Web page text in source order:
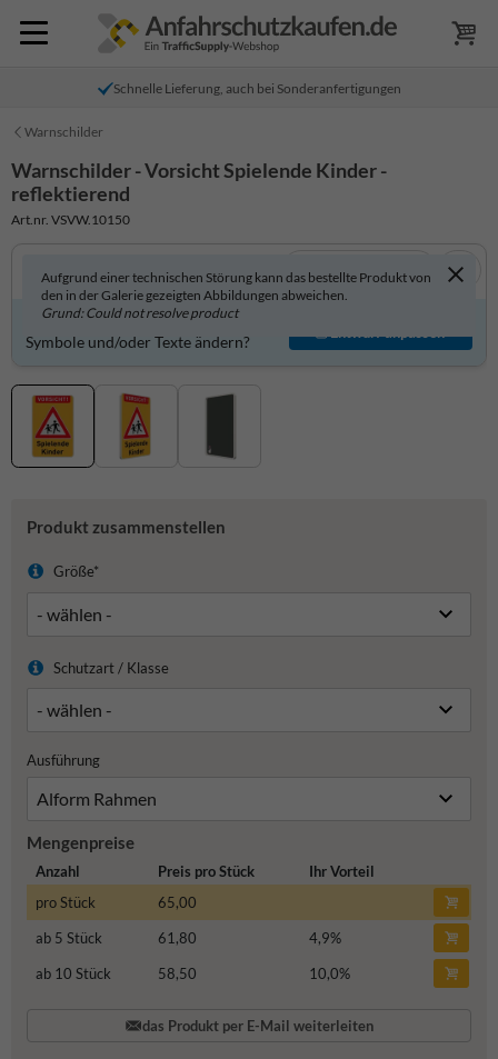
Schnelle Lieferung, auch bei Sonderanfertigungen
Warnschilder
Warnschilder - Vorsicht Spielende Kinder -
reflektierend
Art.nr. VSVW.10150
Aufgrund einer technischen Störung kann das bestellte Produkt von
den in der Galerie gezeigten Abbildungen abweichen.
Grund: Could not resolve product
In 3D anzeigen
Produkt individuell gestalten?
Symbole und/oder Texte ändern?
Entwurf anpassen
Produkt zusammenstellen
Größe*
Schutzart / Klasse
Ausführung
Mengenpreise
Anzahl Preis pro Stück
Ihr Vorteil
pro Stück
65,00
ab 5 Stück
61,80 4,9%
ab 10 Stück
58,50 10,0%
das Produkt per E-Mail weiterleiten